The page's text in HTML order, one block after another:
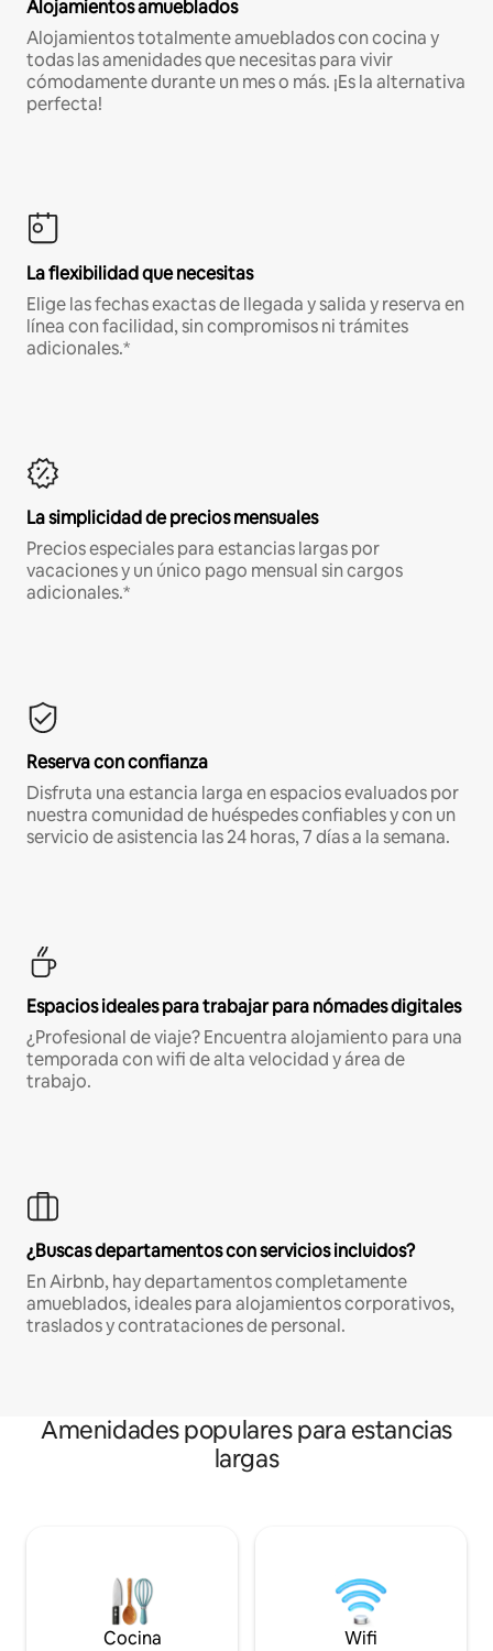
Alojamientos amueblados
Alojamientos totalmente amueblados con cocina y
todas las amenidades que necesitas para vivir
cómodamente durante un mes o más. ¡Es la alternativa
perfecta!
La flexibilidad que necesitas
Elige las fechas exactas de llegada y salida y reserva en
línea con facilidad, sin compromisos ni trámites
adicionales.*
La simplicidad de precios mensuales
Precios especiales para estancias largas por
vacaciones y un único pago mensual sin cargos
adicionales.*
Reserva con confianza
Disfruta una estancia larga en espacios evaluados por
nuestra comunidad de huéspedes confiables y con un
servicio de asistencia las 24 horas, 7 días a la semana.
Espacios ideales para trabajar para nómades digitales
¿Profesional de viaje? Encuentra alojamiento para una
temporada con wifi de alta velocidad y área de
trabajo.
¿Buscas departamentos con servicios incluidos?
En Airbnb, hay departamentos completamente
amueblados, ideales para alojamientos corporativos,
traslados y contrataciones de personal.
Amenidades populares para estancias
largas
Cocina Wifi